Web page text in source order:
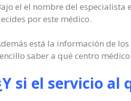
el el nombre del especialista
por este médico.
está la información de
saber a qué centro
si el servicio al